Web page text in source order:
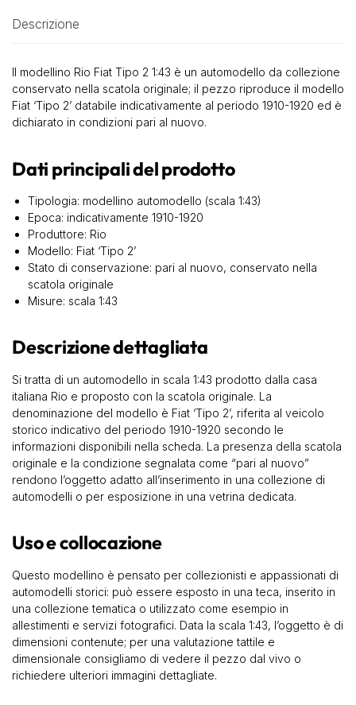
Descrizione
Il modellino Rio Fiat Tipo 2 1:43 è un automodello da collezione
conservato nella scatola originale; il pezzo riproduce il modello
Fiat ‘Tipo 2’ databile indicativamente al periodo 1910-1920 ed è
dichiarato in condizioni pari al nuovo.
Dati principali del prodotto
Tipologia: modellino automodello (scala 1:43)
Epoca: indicativamente 1910-1920
Produttore: Rio
Modello: Fiat ‘Tipo 2’
Stato di conservazione: pari al nuovo, conservato nella
scatola originale
Misure: scala 1:43
Descrizione dettagliata
Si tratta di un automodello in scala 1:43 prodotto dalla casa
italiana Rio e proposto con la scatola originale. La
denominazione del modello è Fiat ‘Tipo 2’, riferita al veicolo
storico indicativo del periodo 1910-1920 secondo le
informazioni disponibili nella scheda. La presenza della scatola
originale e la condizione segnalata come “pari al nuovo”
rendono l’oggetto adatto all’inserimento in una collezione di
automodelli o per esposizione in una vetrina dedicata.
Uso e collocazione
Questo modellino è pensato per collezionisti e appassionati di
automodelli storici: può essere esposto in una teca, inserito in
una collezione tematica o utilizzato come esempio in
allestimenti e servizi fotografici. Data la scala 1:43, l’oggetto è di
dimensioni contenute; per una valutazione tattile e
dimensionale consigliamo di vedere il pezzo dal vivo o
richiedere ulteriori immagini dettagliate.